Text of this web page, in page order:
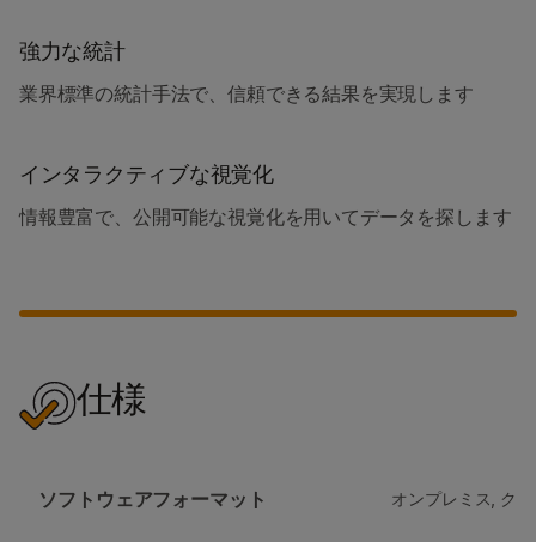
強力な統計
業界標準の統計手法で、信頼できる結果を実現します
インタラクティブな視覚化
情報豊富で、公開可能な視覚化を用いてデータを探します
仕様
ソフトウェアフォーマット オンプレミス, ク